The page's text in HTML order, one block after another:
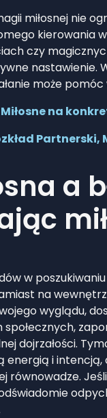
miłosnej nie
kierowania
czy
nastawienie.
może
na
Partnerski,
a
w
na
wyglądu,
społecznych,
dojrzałości.
energią i
równowadze.